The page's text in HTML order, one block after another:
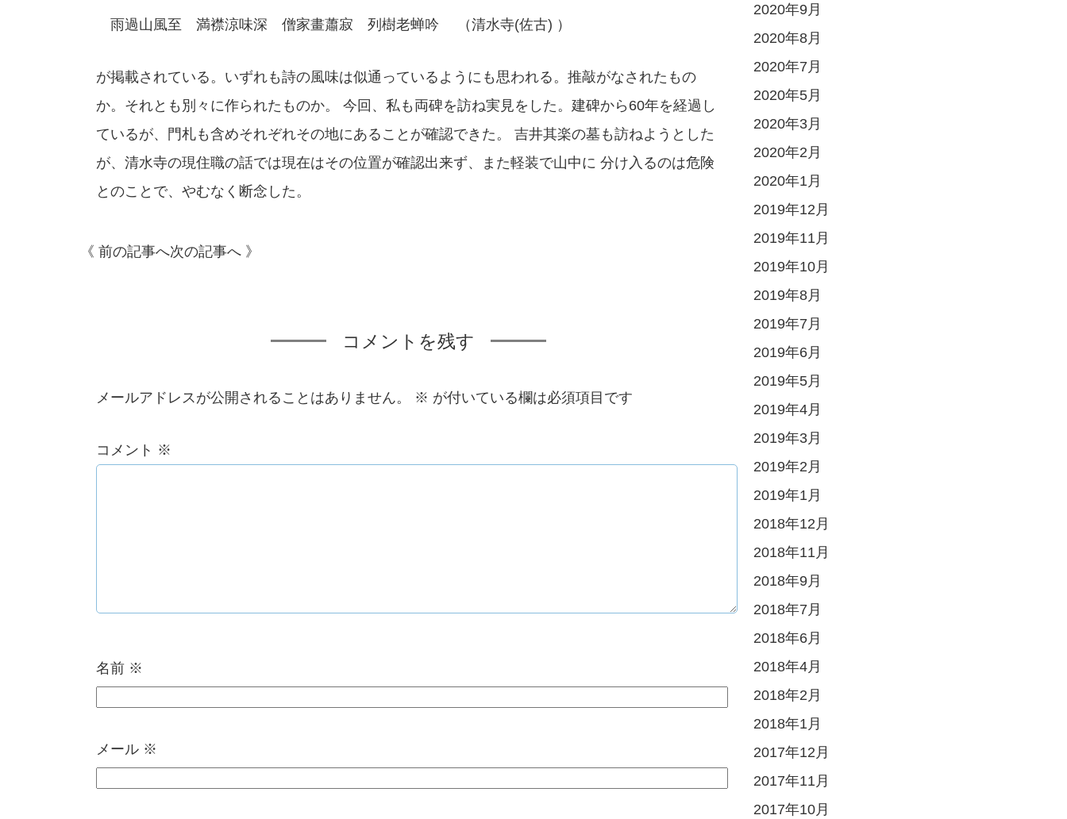
雨過山風至 満襟涼味深 僧家畫蕭寂 列樹老蝉吟 （清水寺(佐古) ）
が掲載されている。いずれも詩の風味は似通っているようにも思われる。推敲がなされたもの
か。それとも別々に作られたものか。 今回、私も両碑を訪ね実見をした。建碑から60年を経過し
ているが、門札も含めそれぞれその地にあることが確認できた。 吉井其楽の墓も訪ねようとした
が、清水寺の現住職の話では現在はその位置が確認出来ず、また軽装で山中に 分け入るのは危険
とのことで、やむなく断念した。
《 前の記事へ次の記事へ 》
コメントを残す
メールアドレスが公開されることはありません。 ※ が付いている欄は必須項目です
コメント ※
名前 ※
メール ※
2020年9月
2020年8月
2020年7月
2020年5月
2020年3月
2020年2月
2020年1月
2019年12月
2019年11月
2019年10月
2019年8月
2019年7月
2019年6月
2019年5月
2019年4月
2019年3月
2019年2月
2019年1月
2018年12月
2018年11月
2018年9月
2018年7月
2018年6月
2018年4月
2018年2月
2018年1月
2017年12月
2017年11月
2017年10月